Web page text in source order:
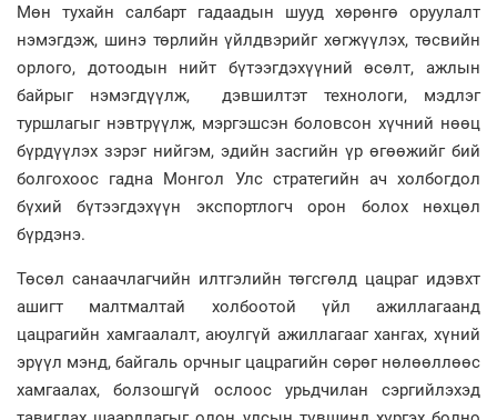
Мөн тухайн салбарт гадаадын шууд хөрөнгө оруулалт
нэмэгдэж, шинэ төрлийн үйлдвэрийг хөгжүүлэх, төсвийн
орлого, дотоодын нийт бүтээгдэхүүний өсөлт, ажлын
байрыг нэмэгдүүлж, дэвшилтэт технологи, мэдлэг
туршлагыг нэвтрүүлж, мэргэшсэн боловсон хүчний нөөц
бүрдүүлэх зэрэг нийгэм, эдийн засгийн үр өгөөжийг бий
болгохоос гадна Монгол Улс стратегийн ач холбогдол
бүхий бүтээгдэхүүн экспортлогч орон болох нөхцөл
бүрдэнэ.
Төсөл санаачлагчийн илтгэлийн төгсгөлд цацраг идэвхт
ашигт малтмалтай холбоотой үйл ажиллагаанд
цацрагийн хамгаалалт, аюулгүй ажиллагааг хангах, хүний
эрүүл мэнд, байгаль орчныг цацрагийн сөрөг нөлөөллөөс
хамгаалах, болзошгүй ослоос урьдчилан сэргийлэхэд